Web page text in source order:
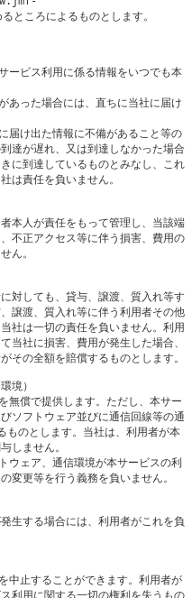
ろによるものとします。
ービス利用に係る情報をいつでも本
った場合には、直ちに当社に届け
け出た情報に不備があること等の
達が遅れ、又は到達しなかった場合
に到達しているものとみなし、これ
は責任を負いません。
本人が責任をもって管理し、当該端
不正アクセス等に伴う損害、費用の
ん。
対しても、貸与、譲渡、質入れ等す
譲渡、質入れ等に伴う利用者その他
社は一切の責任を負いません。利用
当社に損害、費用が発生した場合、
その全額を賠償するものとします。
境）
償で提供します。ただし、本サー
ソフトウェア並びに通信回線等の通
のとします。当社は、利用者が本
しません。
ェア、通信環境が本サービスの利
変更等を行う義務を負いません。
生する場合には、利用者がこれを負
中止することができます。利用者が
利用に関する一切の権利を失うもの